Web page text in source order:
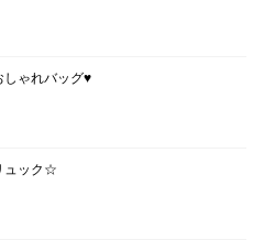
しゃれバッグ♥
ュック☆